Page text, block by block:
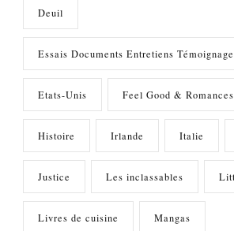
Deuil
Essais Documents Entretiens
Etats-Unis Feel Good & Romances
Histoire Irlande Italie
Justice Les inclassables
Livres de cuisine Mangas